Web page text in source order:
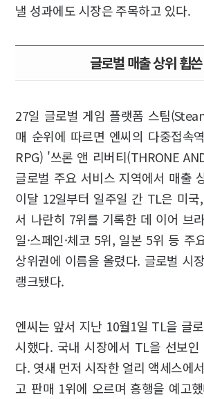
낼 성과에도 시장은 주목하고 있다.
글로벌 매출 상위 휩
27일 글로벌 게임 플랫폼 스팀
매 순위에 따르면 엔씨의 다중접속
RPG) '쓰론 앤 리버티(THRONE
글로벌 주요 서비스 지역에서 매출
이달 12일부터 일주일 간 TL은 미국
서 나란히 7위를 기록한 데 이어 브
일·스페인·체코 5위, 일본 5위 등 주
상위권에 이름을 올렸다. 글로벌 시
랭크됐다.
엔씨는 앞서 지난 10월1일 TL을 글
시했다. 국내 시장에서 TL을 선보
다. 엿새 먼저 시작한 얼리 액세스에
고 판매 1위에 오르며 흥행을 예고